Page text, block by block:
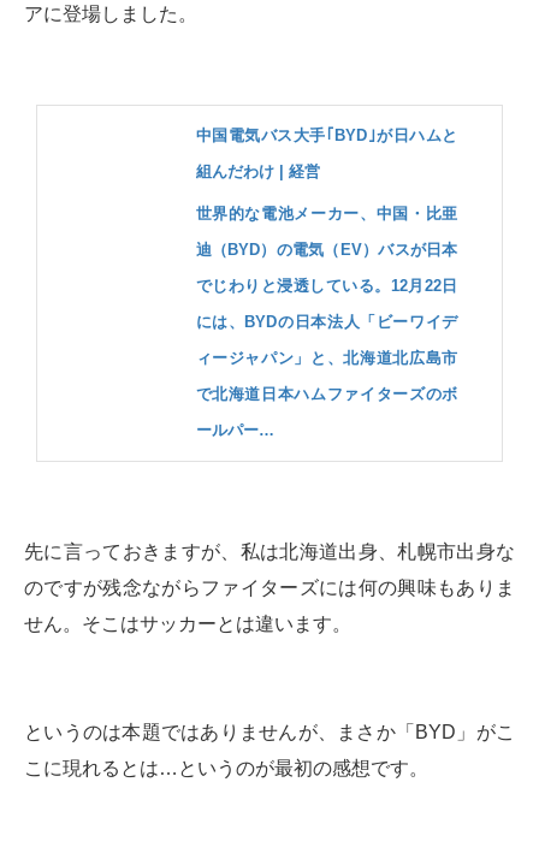
アに登場しました。
中国電気バス大手｢BYD｣が日ハムと
組んだわけ | 経営
世界的な電池メーカー、中国・比亜
迪（BYD）の電気（EV）バスが日本
でじわりと浸透している。12月22日
には、BYDの日本法人「ビーワイデ
ィージャパン」と、北海道北広島市
で北海道日本ハムファイターズのボ
ールパー…
先に言っておきますが、私は北海道出身、札幌市出身な
のですが残念ながらファイターズには何の興味もありま
せん。そこはサッカーとは違います。
というのは本題ではありませんが、まさか「BYD」がこ
こに現れるとは…というのが最初の感想です。